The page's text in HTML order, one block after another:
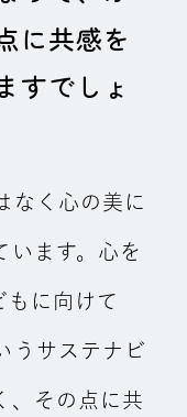
に共感を
すでしょ
なく心の美に
います。心を
もに向けて
うサステナビ
、その点に共